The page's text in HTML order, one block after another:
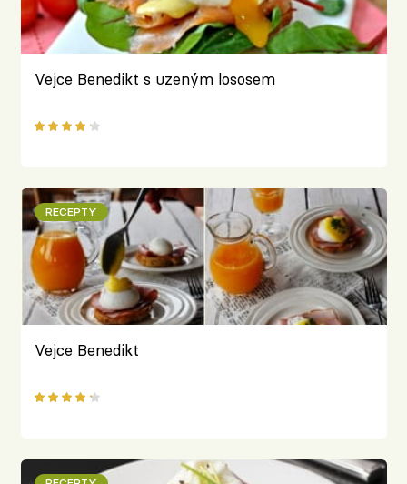
Vejce Benedikt s uzeným lososem
RECEPTY
Vejce Benedikt